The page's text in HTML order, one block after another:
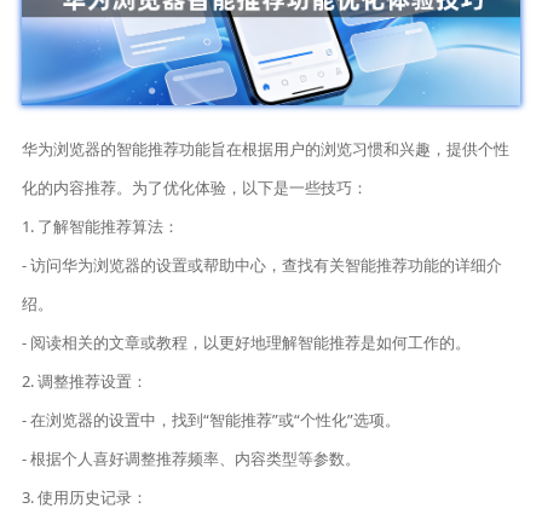
华为浏览器的智能推荐功能旨在根据用户的浏览习惯和兴趣，提供个性
化的内容推荐。为了优化体验，以下是一些技巧：
1. 了解智能推荐算法：
- 访问华为浏览器的设置或帮助中心，查找有关智能推荐功能的详细介
绍。
- 阅读相关的文章或教程，以更好地理解智能推荐是如何工作的。
2. 调整推荐设置：
- 在浏览器的设置中，找到“智能推荐”或“个性化”选项。
- 根据个人喜好调整推荐频率、内容类型等参数。
3. 使用历史记录：